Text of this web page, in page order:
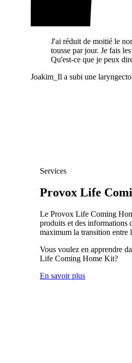
J'ai réduit de moitié le
tousse par jour. Je fais
Qu'est-ce que je peux
Joakim_ Il a subi une
Services
Provox Life
Le Provox Life Coming
produits et des informations
maximum la transition entre
Vous voulez en apprendre
Life Coming Home Kit?
En savoir plus